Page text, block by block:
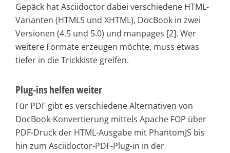
Gepäck hat Asciidoctor dabei verschiedene HTML-
Varianten (HTML5 und XHTML), DocBook in zwei
Versionen (4.5 und 5.0) und manpages [2]. Wer
weitere Formate erzeugen möchte, muss etwas
tiefer in die Trickkiste greifen.
Plug-ins helfen weiter
Für PDF gibt es verschiedene Alternativen von
DocBook-Konvertierung mittels Apache FOP über
PDF-Druck der HTML-Ausgabe mit PhantomJS bis
hin zum Asciidoctor-PDF-Plug-in in der